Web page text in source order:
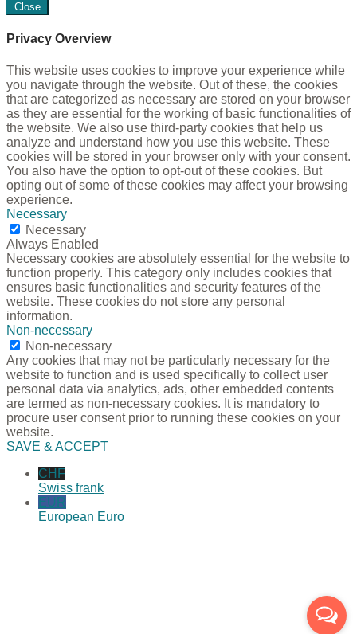
Close
Privacy Overview
This website uses cookies to improve your experience while
you navigate through the website. Out of these, the cookies
that are categorized as necessary are stored on your browser
as they are essential for the working of basic functionalities of
the website. We also use third-party cookies that help us
analyze and understand how you use this website. These
cookies will be stored in your browser only with your consent.
You also have the option to opt-out of these cookies. But
opting out of some of these cookies may affect your browsing
experience.
Necessary
Necessary
Always Enabled
Necessary cookies are absolutely essential for the website to
function properly. This category only includes cookies that
ensures basic functionalities and security features of the
website. These cookies do not store any personal
information.
Non-necessary
Non-necessary
Any cookies that may not be particularly necessary for the
website to function and is used specifically to collect user
personal data via analytics, ads, other embedded contents
are termed as non-necessary cookies. It is mandatory to
procure user consent prior to running these cookies on your
website.
SAVE & ACCEPT
CHF
Swiss frank
EUR
European Euro